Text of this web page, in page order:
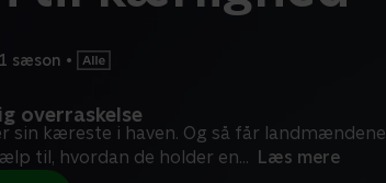
1 sæson •
overraskelse
sin kæreste i haven. Og så får landmændene
til, hvordan de holder en... Læs mere